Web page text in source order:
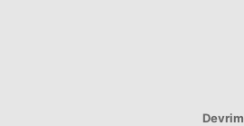
Devrim